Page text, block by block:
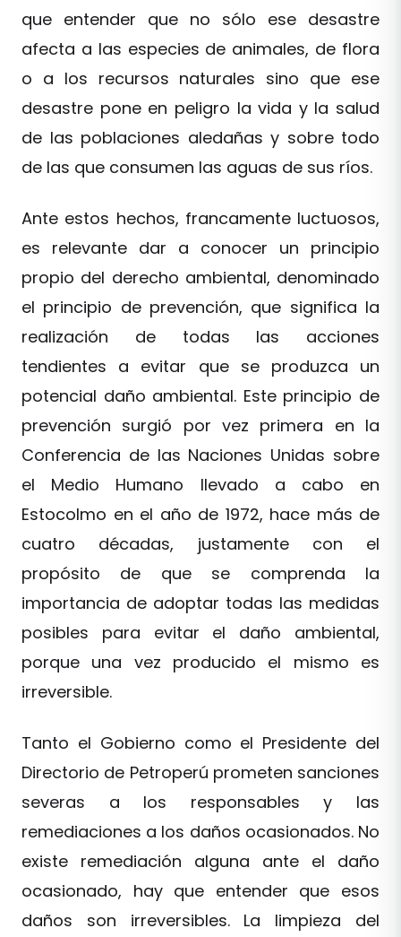
que entender que no sólo ese desastre
afecta a las especies de animales, de flora
o a los recursos naturales sino que ese
desastre pone en peligro la vida y la salud
de las poblaciones aledañas y sobre todo
de las que consumen las aguas de sus ríos.
Ante estos hechos, francamente luctuosos,
es relevante dar a conocer un principio
propio del derecho ambiental, denominado
el principio de prevención, que significa la
realización de todas las acciones
tendientes a evitar que se produzca un
potencial daño ambiental. Este principio de
prevención surgió por vez primera en la
Conferencia de las Naciones Unidas sobre
el Medio Humano llevado a cabo en
Estocolmo en el año de 1972, hace más de
cuatro décadas, justamente con el
propósito de que se comprenda la
importancia de adoptar todas las medidas
posibles para evitar el daño ambiental,
porque una vez producido el mismo es
irreversible.
Tanto el Gobierno como el Presidente del
Directorio de Petroperú prometen sanciones
severas a los responsables y las
remediaciones a los daños ocasionados. No
existe remediación alguna ante el daño
ocasionado, hay que entender que esos
daños son irreversibles. La limpieza del